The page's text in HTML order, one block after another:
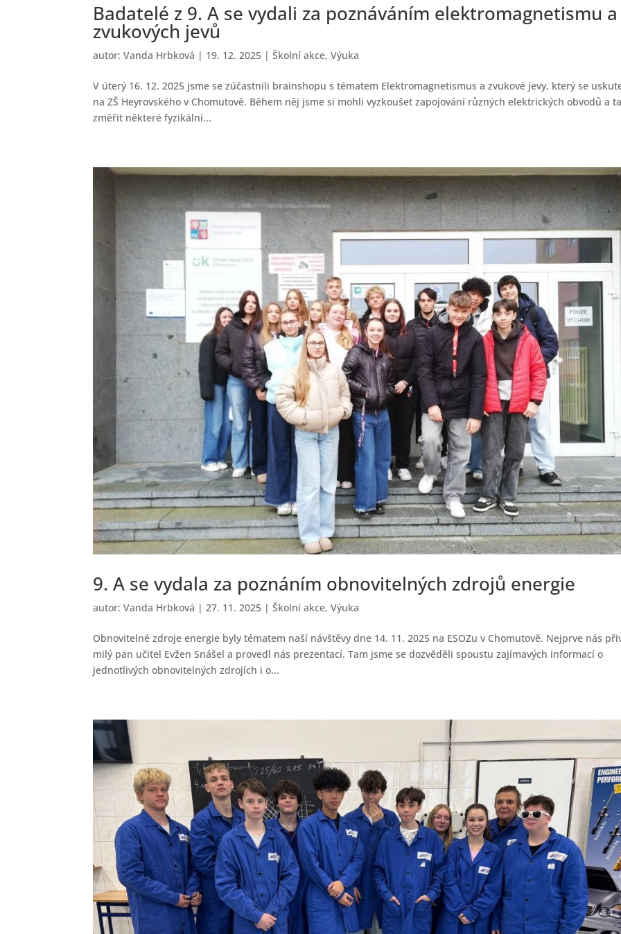
Badatelé z 9. A se vydali za poznáváním elektromagnetismu a
zvukových jevů
autor:Vanda Hrbková | 19. 12. 2025 |Školní akce,Výuka
V úterý 16. 12. 2025 jsme se zúčastnili brainshopu s tématem Elektromagnetismus a zvukové jevy, který se
na ZŠ Heyrovského v Chomutově. Během něj jsme si mohli vyzkoušet zapojování různých elektrických obvodů a
změřit některé fyzikální...
9. A se vydala za poznáním obnovitelných zdrojů energie
autor:Vanda Hrbková |27. 11. 2025 |Školní akce,Výuka
Obnovitelné zdroje energie byly tématem naší návštěvy dne 14. 11. 2025 na ESOZu v Chomutově. Nejprve nás
milý pan učitel Evžen Snášel a provedl nás prezentací. Tam jsme se dozvěděli spoustu zajímavých informací o
jednotlivých obnovitelných zdrojích i o...